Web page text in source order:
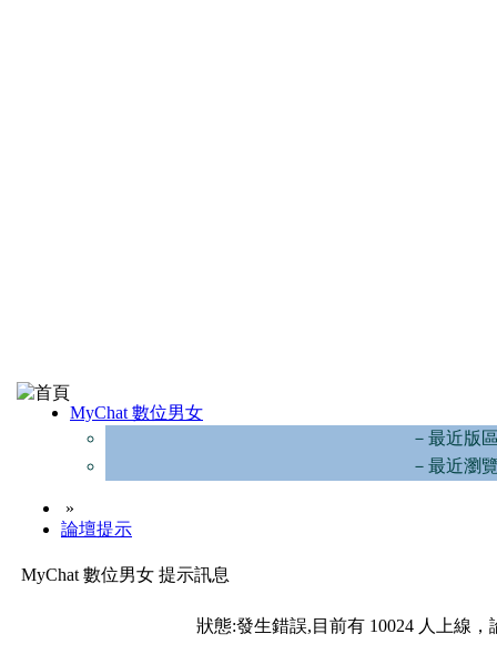
MyChat 數位男女
－最近版
－最近瀏
»
論壇提示
MyChat 數位男女 提示訊息
狀態:發生錯誤,目前有 10024 人上線